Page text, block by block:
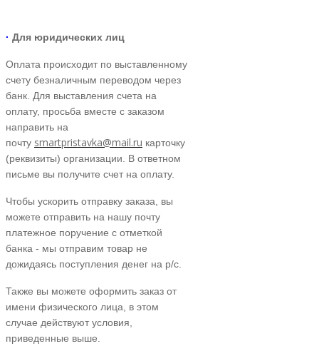
· Для юридических лиц
Оплата происходит по выставленному
счету безналичным переводом через
банк. Для выставления счета на
оплату, просьба вместе с заказом
направить на
почту smartpristavka@mail.ru карточку
(реквизиты) организации. В ответном
письме вы получите счет на оплату.
Чтобы ускорить отправку заказа, вы
можете отправить на нашу почту
платежное поручение с отметкой
банка - мы отправим товар не
дожидаясь поступления денег на р/с.
Также вы можете оформить заказ от
имени физического лица, в этом
случае действуют условия,
приведенные выше.